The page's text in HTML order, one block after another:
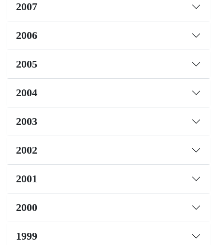
2007
2006
2005
2004
2003
2002
2001
2000
1999